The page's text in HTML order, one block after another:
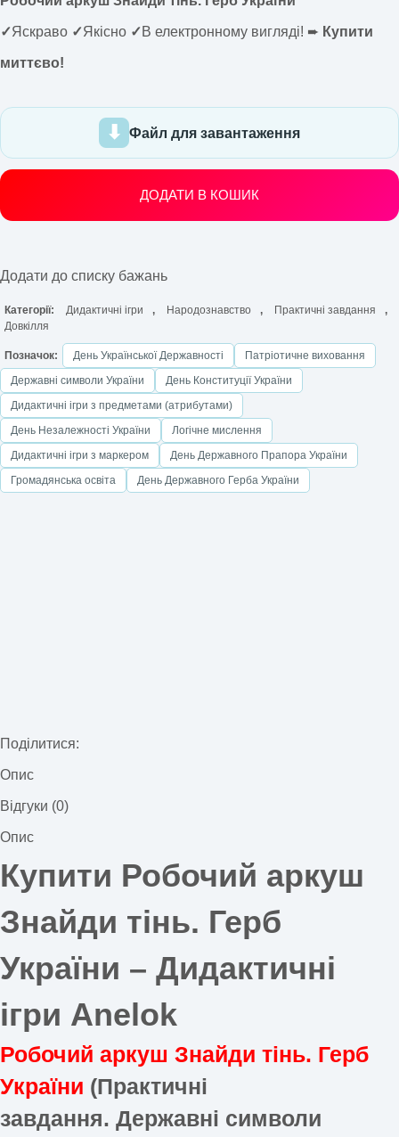
✓Яскраво ✓Якісно ✓В електронному вигляді! ➨ Купити
миттєво!
Файл для завантаження
ДОДАТИ В КОШИК
Додати до списку бажань
Категорії: Дидактичні ігри , Народознавство , Практичні завдання
,
Довкілля
Позначок: День Української Державності
Патріотичне виховання
Державні символи України
День Конституції України
Дидактичні ігри з предметами (атрибутами)
День Незалежності України
Логічне мислення
Дидактичні ігри з маркером
День Державного Прапора України
Громадянська освіта
День Державного Герба України
Поділитися:
Опис
Відгуки (0)
Опис
Купити Робочий аркуш
Знайди тінь. Герб
України – Дидактичні
ігри Anelok
Робочий аркуш Знайди тінь. Герб
України (Практичні
завдання. Державні символи